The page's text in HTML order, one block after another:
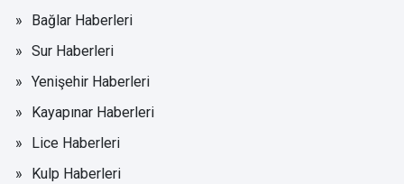
Bağlar Haberleri
Sur Haberleri
Yenişehir Haberleri
Kayapınar Haberleri
Lice Haberleri
Kulp Haberleri